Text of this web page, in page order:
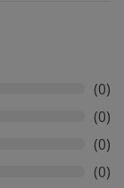
(0)
(0)
(0)
(0)